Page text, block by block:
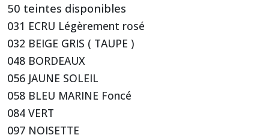
50 teintes disponibles
031 ECRU Légèrement rosé
032 BEIGE GRIS ( TAUPE )
048 BORDEAUX
056 JAUNE SOLEIL
058 BLEU MARINE Foncé
084 VERT
097 NOISETTE